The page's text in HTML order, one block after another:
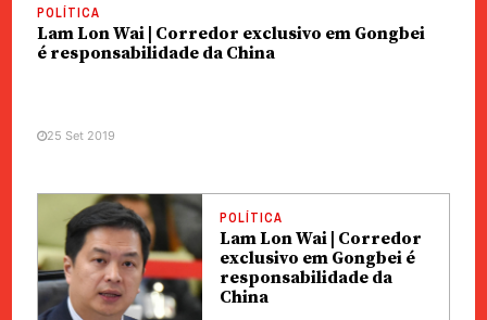
POLÍTICA
Lam Lon Wai | Corredor exclusivo em Gongbei
é responsabilidade da China
25 Set 2019
POLÍTICA
Lam Lon Wai | Corredor
exclusivo em Gongbei é
responsabilidade da
China